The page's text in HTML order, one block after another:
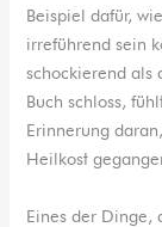
Beispiel dafür,
irreführend sein
schockierend als
Buch schloss,
Erinnerung
Heilkost
Eines der Dinge,